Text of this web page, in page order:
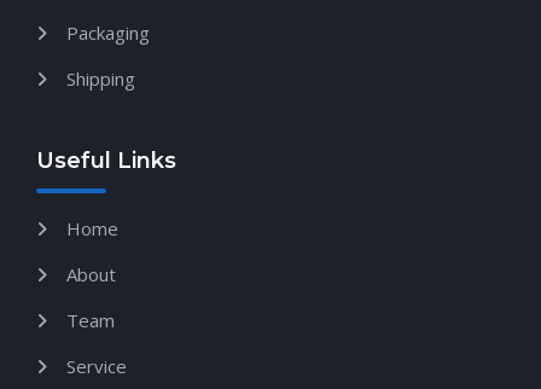
Packaging
Shipping
Useful Links
Home
About
Team
Service